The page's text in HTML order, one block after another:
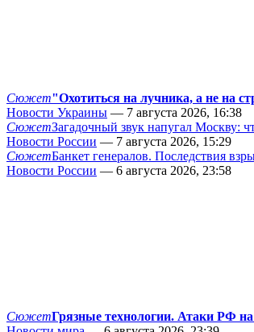
Сюжет"Охотиться на лучника, а не на
Новости Украины — 7 августа 2026, 16:38
СюжетЗагадочный звук напугал Москву:
Новости России — 7 августа 2026, 15:29
СюжетБанкет генералов. Последствия
Новости России — 6 августа 2026, 23:58
СюжетГрязные технологии. Атаки РФ